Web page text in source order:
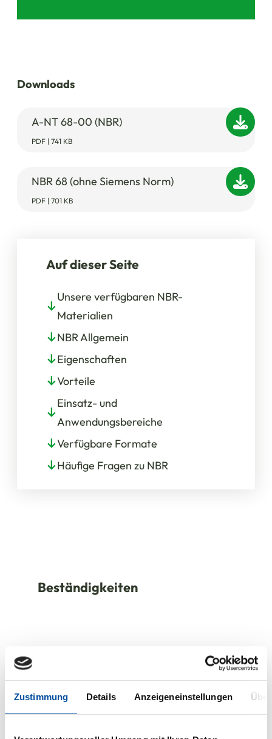
Zustimmung Details Anzeigeneinstellungen
Downloads
A-NT 68-00 (NBR)
PDF | 741 KB
NBR 68 (ohne Siemens Norm)
PDF | 701 KB
Auf dieser Seite
Unsere verfügbaren NBR-
Materialien
NBR Allgemein
Eigenschaften
Vorteile
Einsatz- und
Anwendungsbereiche
Verfügbare Formate
Häufige Fragen zu NBR
Beständigkeiten